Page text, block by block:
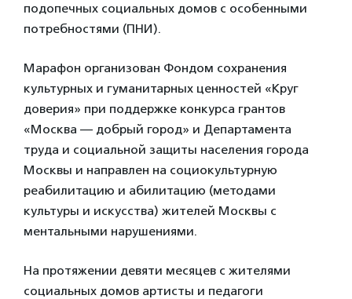
подопечных социальных домов с особенными
потребностями (ПНИ).
Марафон организован Фондом сохранения
культурных и гуманитарных ценностей «Круг
доверия» при поддержке конкурса грантов
«Москва — добрый город» и Департамента
труда и социальной защиты населения города
Москвы и направлен на социокультурную
реабилитацию и абилитацию (методами
культуры и искусства) жителей Москвы с
ментальными нарушениями.
На протяжении девяти месяцев с жителями
социальных домов артисты и педагоги